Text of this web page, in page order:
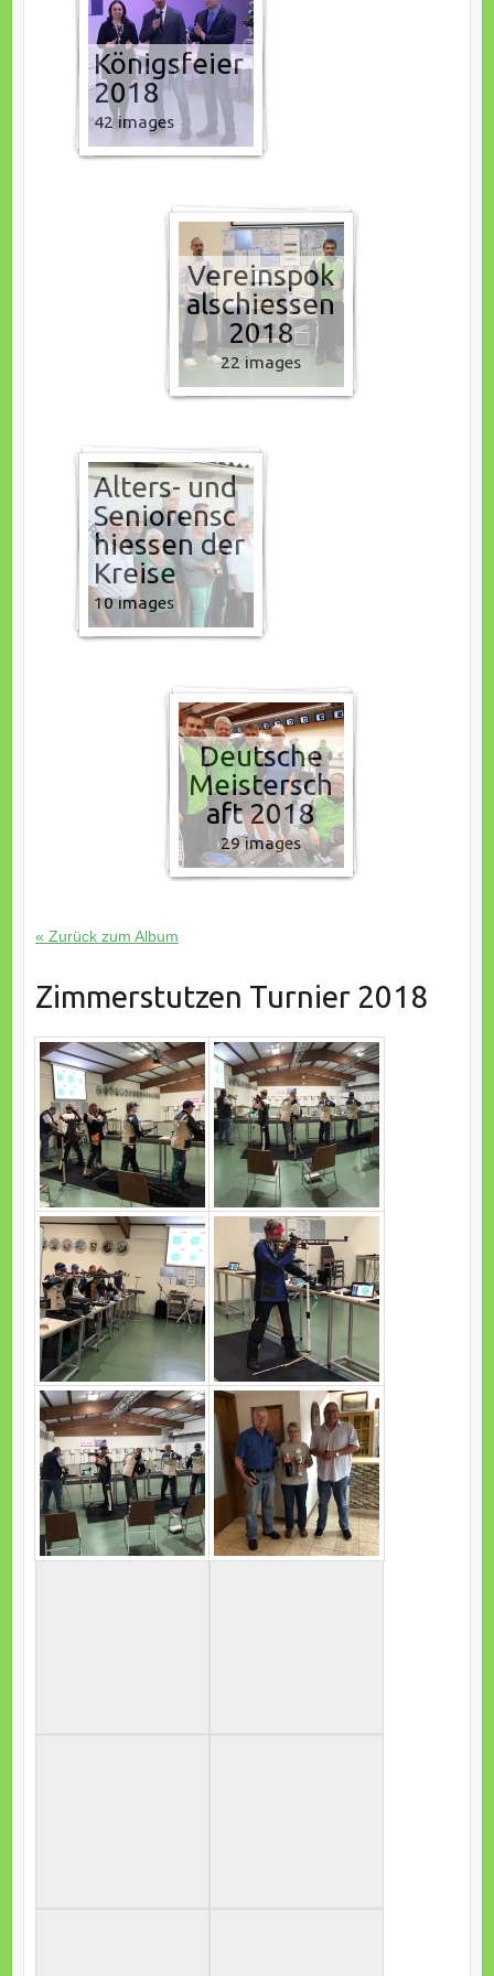
Königsfeier
2018
42 images
Vereinspok
alschiessen
2018
22 images
Alters- und
Seniorensc
hiessen der
Kreise
10 images
Deutsche
Meistersch
aft 2018
29 images
« Zurück zum Album
Zimmerstutzen Turnier 2018